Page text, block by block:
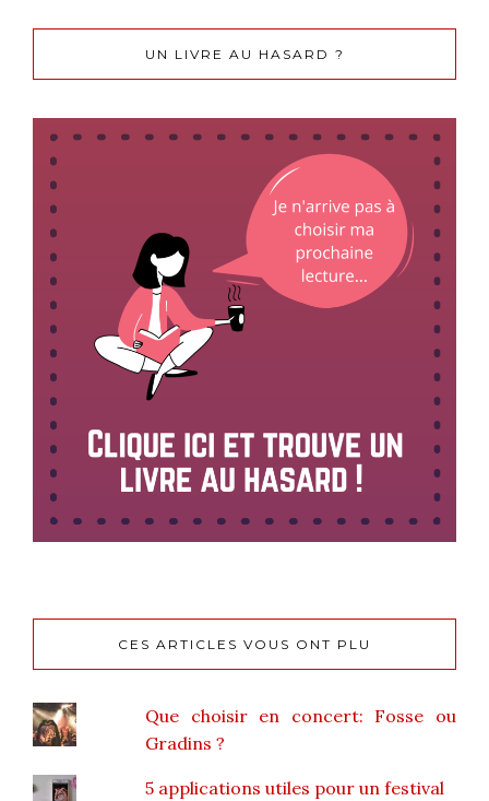
UN LIVRE AU HASARD ?
CES ARTICLES VOUS ONT PLU
Que choisir en concert: Fosse ou
Gradins ?
5 applications utiles pour un festival